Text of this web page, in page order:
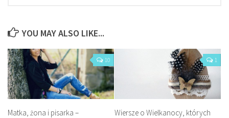
YOU MAY ALSO LIKE...
10
Matka, żona i pisarka –
1
Wiersze o Wielkanocy, których